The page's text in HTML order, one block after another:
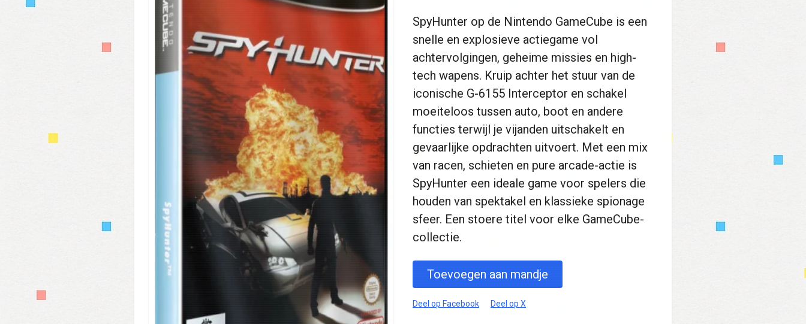
SpyHunter op de Nintendo GameCube is een
snelle en explosieve actiegame vol
achtervolgingen, geheime missies en high-
tech wapens. Kruip achter het stuur van de
iconische G-6155 Interceptor en schakel
moeiteloos tussen auto, boot en andere
functies terwijl je vijanden uitschakelt en
gevaarlijke opdrachten uitvoert. Met een mix
van racen, schieten en pure arcade-actie is
SpyHunter een ideale game voor spelers die
houden van spektakel en klassieke spionage
sfeer. Een stoere titel voor elke GameCube-
collectie.
Toevoegen aan mandje
Deel op Facebook Deel op X